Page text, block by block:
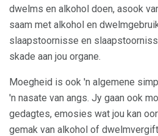
dwelms en alkohol doen, asook
saam met alkohol en
slaapstoornisse en
skade aan jou organe.
Moegheid is ook 'n algemene
'n nasate van angs. Jy gaan ook
gedagtes, emosies wat jou kan
gemak van alkohol of